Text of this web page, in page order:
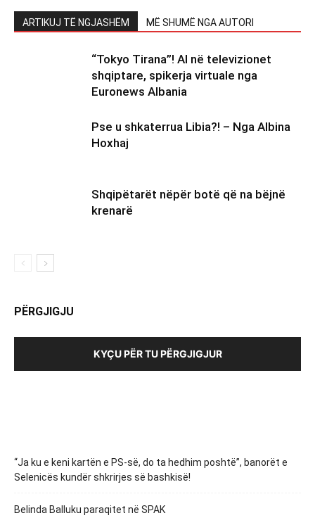
ARTIKUJ TË NGJASHËM MË SHUMË NGA AUTORI
“Tokyo Tirana”! AI në televizionet
shqiptare, spikerja virtuale nga
Euronews Albania
Pse u shkaterrua Libia?! – Nga Albina
Hoxhaj
Shqipëtarët nëpër botë që na bëjnë
krenarë
PËRGJIGJU
KYÇU PËR TU PËRGJIGJUR
“Ja ku e keni kartën e PS-së, do ta hedhim poshtë”, banorët e
Selenicës kundër shkrirjes së bashkisë!
Belinda Balluku paraqitet në SPAK